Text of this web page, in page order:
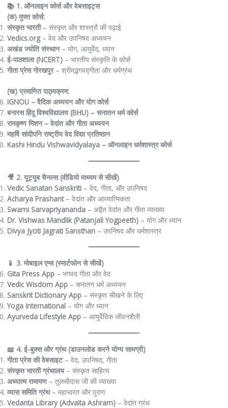
📚 1. ऑनलाइन कोर्स और वेबसाइट्स
(क) मुफ्त कोर्स:
संस्कृत भारती– संस्कृत और शास्त्रों की पढ़ाई
Vedics.org– वेद और उपनिषद अध्ययन
अखंड ज्योति संस्थान– योग, आयुर्वेद, ध्यान
ई-पाठशाला (NCERT)– भारतीय संस्कृति के कोर्स
गीता प्रेस गोरखपुर– श्रीमद्भगवद्गीता और धर्मग्रंथ
(ख) प्रमाणित पाठ्यक्रम:
IGNOU – वैदिक अध्ययन और योग कोर्स
बनारस हिंदू विश्वविद्यालय (BHU) – सनातन धर्म कोर्स
रामकृष्ण मिशन – वेदांत और गीता अध्ययन
महर्षि सांदीपनि राष्ट्रीय वेद विद्या प्रतिष्ठान
Kashi Hindu Vishwavidyalaya – ऑनलाइन धर्मशास्त्र कोर्स
🎥 2. यूट्यूब चैनल्स (वीडियो माध्यम से सीखें)
Vedic Sanatan Sanskriti– वेद, गीता, और उपनिषद
Acharya Prashant– वेदांत और आध्यात्मिकता
Swami Sarvapriyananda– अद्वैत वेदांत और गीता व्याख्या
Dr. Vishwas Mandlik (Patanjali Yogpeeth)– योग और ध्यान
Divya Jyoti Jagrati Sansthan– उपनिषद और धर्मशास्त्र
📱 3. मोबाइल एप्स (स्मार्टफोन से सीखें)
Gita Press App– भगवद गीता और वेद
Vedic Wisdom App– सनातन धर्म अध्ययन
Sanskrit Dictionary App– संस्कृत सीखने के लिए
Yoga International– योग और ध्यान
Ayurveda Lifestyle App– आयुर्वेदिक जीवनशैली
📖 4. ई-बुक्स और ग्रंथ (डाउनलोड करने योग्य सामग्री)
गीता प्रेस की वेबसाइट– वेद, उपनिषद, गीता
संस्कृत भारती ग्रंथालय– संस्कृत साहित्य
अध्यात्म रामायण– तुलसीदास जी की व्याख्या
व्यास समिति ग्रंथ– महाभारत और पुराण
Vedanta Library (Advaita Ashram)– वेदांत ग्रंथ